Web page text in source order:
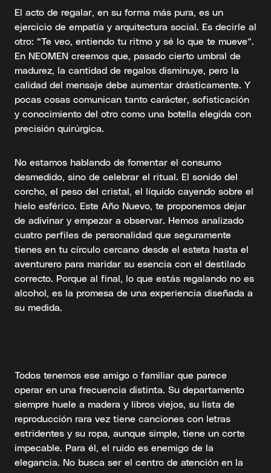
El acto de regalar, en su forma más pura, es un
ejercicio de empatía y arquitectura social. Es decirle al
otro: “Te veo, entiendo tu ritmo y sé lo que te mueve”.
En NEOMEN creemos que, pasado cierto umbral de
madurez, la cantidad de regalos disminuye, pero la
calidad del mensaje debe aumentar drásticamente. Y
pocas cosas comunican tanto carácter, sofisticación
y conocimiento del otro como una botella elegida con
precisión quirúrgica.
No estamos hablando de fomentar el consumo
desmedido, sino de celebrar el ritual. El sonido del
corcho, el peso del cristal, el líquido cayendo sobre el
hielo esférico. Este Año Nuevo, te proponemos dejar
de adivinar y empezar a observar. Hemos analizado
cuatro perfiles de personalidad que seguramente
tienes en tu círculo cercano desde el esteta hasta el
aventurero para maridar su esencia con el destilado
correcto. Porque al final, lo que estás regalando no es
alcohol, es la promesa de una experiencia diseñada a
su medida.
Todos tenemos ese amigo o familiar que parece
operar en una frecuencia distinta. Su departamento
siempre huele a madera y libros viejos, su lista de
reproducción rara vez tiene canciones con letras
estridentes y su ropa, aunque simple, tiene un corte
impecable. Para él, el ruido es enemigo de la
elegancia. No busca ser el centro de atención en la